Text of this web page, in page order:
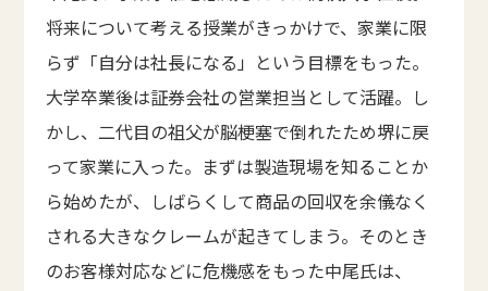
将来について考える授業がきっかけで、家業に限
らず「自分は社長になる」という目標をもった。
大学卒業後は証券会社の営業担当として活躍。し
かし、二代目の祖父が脳梗塞で倒れたため堺に戻
って家業に入った。まずは製造現場を知ることか
ら始めたが、しばらくして商品の回収を余儀なく
される大きなクレームが起きてしまう。そのとき
のお客様対応などに危機感をもった中尾氏は、